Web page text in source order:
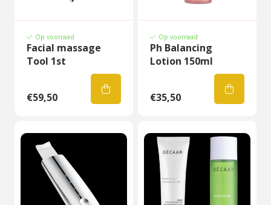
Op voorraad
Facial massage
Tool 1st
€59,50
Op voorraad
Ph Balancing
Lotion 150ml
€35,50